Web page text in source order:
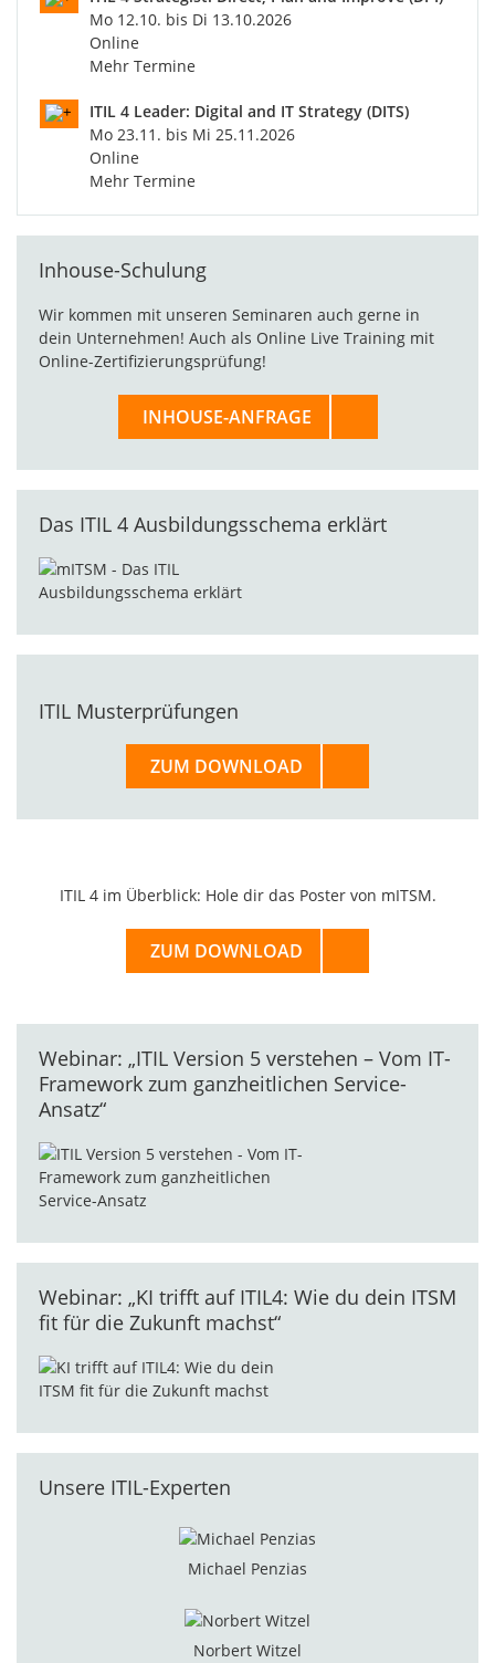
Mo 12.10. bis Di 13.10.2026
Online
Mehr Termine
ITIL 4 Leader: Digital and IT Strategy (DITS)
Mo 23.11. bis Mi 25.11.2026
Online
Mehr Termine
Inhouse-Schulung
Wir kommen mit unseren Seminaren auch gerne in
dein Unternehmen! Auch als Online Live Training mit
Online-Zertifizierungsprüfung!
INHOUSE-ANFRAGE
Das ITIL 4 Ausbildungsschema erklärt
ITIL Musterprüfungen
ZUM DOWNLOAD
ITIL 4 im Überblick: Hole dir das Poster von mITSM.
ZUM DOWNLOAD
Webinar: „ITIL Version 5 verstehen – Vom IT-
Framework zum ganzheitlichen Service-
Ansatz“
Webinar: „KI trifft auf ITIL4: Wie du dein ITSM
fit für die Zukunft machst“
Unsere ITIL-Experten
Michael Penzias
Norbert Witzel